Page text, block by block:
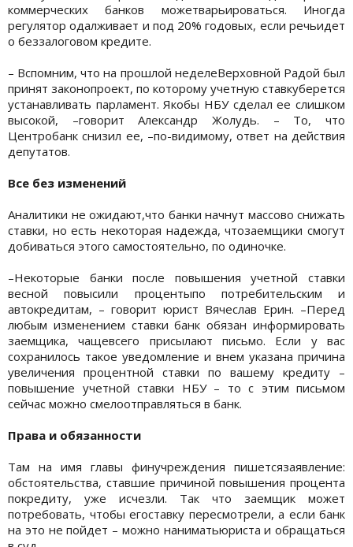
коммерческих банков можетварьироваться. Иногда
регулятор одалживает и под 20% годовых, если речьидет
о беззалоговом кредите.
– Вспомним, что на прошлой неделеВерховной Радой был
принят законопроект, по которому учетную ставкуберется
устанавливать парламент. Якобы НБУ сделал ее слишком
высокой, –говорит Александр Жолудь. – То, что
Центробанк снизил ее, –по-видимому, ответ на действия
депутатов.
Все без изменений
Аналитики не ожидают,что банки начнут массово снижать
ставки, но есть некоторая надежда, чтозаемщики смогут
добиваться этого самостоятельно, по одиночке.
–Некоторые банки после повышения учетной ставки
весной повысили процентыпо потребительским и
автокредитам, – говорит юрист Вячеслав Ерин. –Перед
любым изменением ставки банк обязан информировать
заемщика, чащевсего присылают письмо. Если у вас
сохранилось такое уведомление и внем указана причина
увеличения процентной ставки по вашему кредиту –
повышение учетной ставки НБУ – то с этим письмом
сейчас можно смелоотправляться в банк.
Права и обязанности
Там на имя главы финучреждения пишетсязаявление:
обстоятельства, ставшие причиной повышения процента
покредиту, уже исчезли. Так что заемщик может
потребовать, чтобы егоставку пересмотрели, а если банк
на это не пойдет – можно наниматьюриста и обращаться